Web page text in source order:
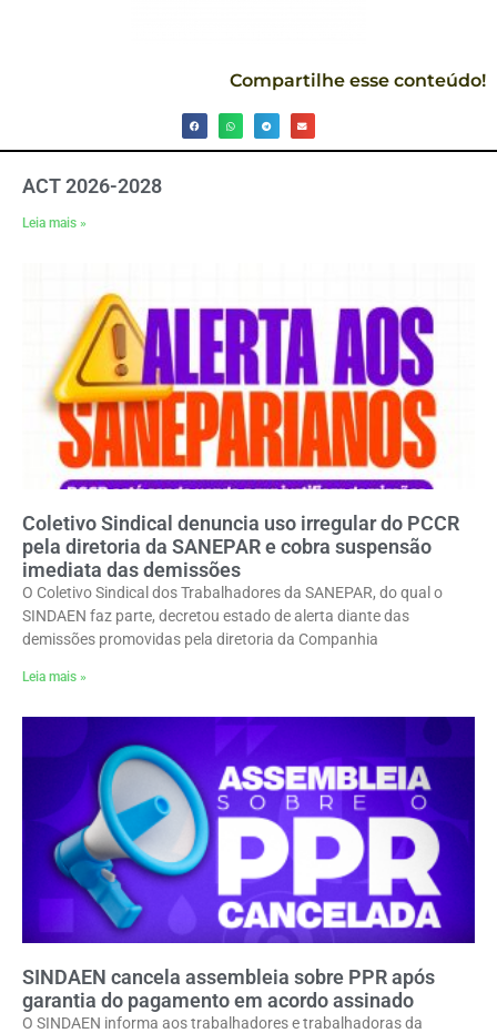
Compartilhe esse conteúdo!
ACT 2026-2028
Leia mais »
Coletivo Sindical denuncia uso irregular do PCCR
pela diretoria da SANEPAR e cobra suspensão
imediata das demissões
O Coletivo Sindical dos Trabalhadores da SANEPAR, do qual o
SINDAEN faz parte, decretou estado de alerta diante das
demissões promovidas pela diretoria da Companhia
Leia mais »
SINDAEN cancela assembleia sobre PPR após
garantia do pagamento em acordo assinado
O SINDAEN informa aos trabalhadores e trabalhadoras da